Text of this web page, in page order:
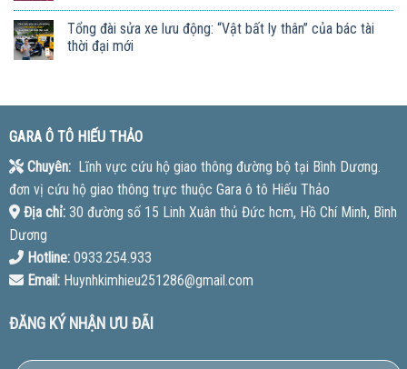
Tổng đài sửa xe lưu động: “Vật bất ly thân” của bác tài
thời đại mới
GARA Ô TÔ HIẾU THẢO
Chuyên:Lĩnh vực cứu hộ giao thông đường bộ tại Bình Dương.
đơn vị cứu hộ giao thông trực thuộc Gara ô tô Hiếu Thảo
Địa chỉ:30 đường số 15 Linh Xuân thủ Đức hcm, Hồ Chí Minh, Bình
Dương
Hotline:0933.254.933
Email:Huynhkimhieu251286@gmail.com
ĐĂNG KÝ NHẬN ƯU ĐÃI